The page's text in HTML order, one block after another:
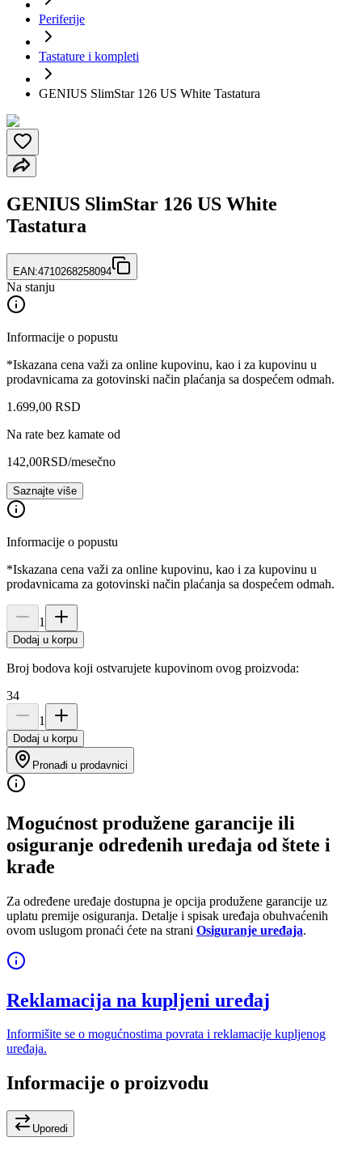
Periferije
Tastature i kompleti
GENIUS SlimStar 126 US White Tastatura
GENIUS SlimStar 126 US White
Tastatura
EAN:4710268258094
Na stanju
Informacije o popustu
*Iskazana cena važi za online kupovinu, kao i za kupovinu u
prodavnicama za gotovinski način plaćanja sa dospećem odmah.
1.699,00 RSD
Na rate bez kamate od
142,00RSD/mesečno
Saznajte više
Informacije o popustu
*Iskazana cena važi za online kupovinu, kao i za kupovinu u
prodavnicama za gotovinski način plaćanja sa dospećem odmah.
1
Dodaj u korpu
Broj bodova koji ostvarujete kupovinom ovog proizvoda:
34
1
Dodaj u korpu
Pronađi u prodavnici
Mogućnost produžene garancije ili
osiguranje određenih uređaja od štete i
krađe
Za određene uređaje dostupna je opcija produžene garancije uz
uplatu premije osiguranja. Detalje i spisak uređaja obuhvaćenih
ovom uslugom pronaći ćete na strani Osiguranje uređaja.
Reklamacija na kupljeni uređaj
Informišite se o mogućnostima povrata i reklamacije kupljenog
uređaja.
Informacije o proizvodu
Uporedi